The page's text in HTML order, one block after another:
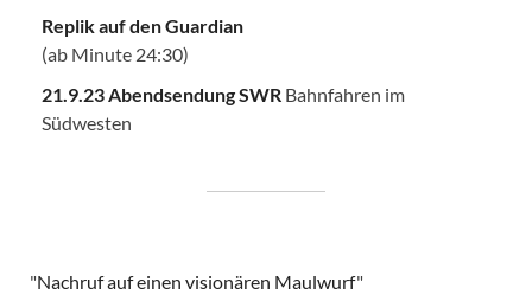
Replik auf den Guardian
(ab Minute 24:30)
21.9.23 Abendsendung SWR Bahnfahren im
Südwesten
"Nachruf auf einen visionären Maulwurf"